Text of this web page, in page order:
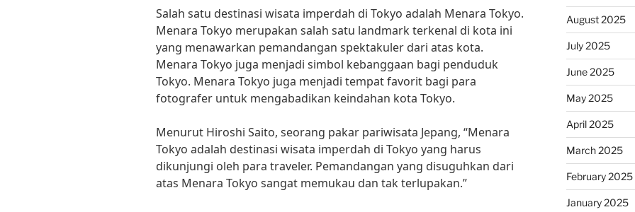
Salah satu destinasi wisata imperdah di Tokyo adalah Menara Tokyo.
Menara Tokyo merupakan salah satu landmark terkenal di kota ini
yang menawarkan pemandangan spektakuler dari atas kota.
Menara Tokyo juga menjadi simbol kebanggaan bagi penduduk
Tokyo. Menara Tokyo juga menjadi tempat favorit bagi para
fotografer untuk mengabadikan keindahan kota Tokyo.
Menurut Hiroshi Saito, seorang pakar pariwisata Jepang, “Menara
Tokyo adalah destinasi wisata imperdah di Tokyo yang harus
dikunjungi oleh para traveler. Pemandangan yang disuguhkan dari
atas Menara Tokyo sangat memukau dan tak terlupakan.”
August 2025
July 2025
June 2025
May 2025
April 2025
March 2025
February 2025
January 2025